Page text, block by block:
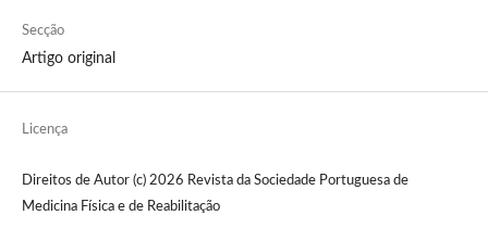
Secção
Artigo original
Licença
Direitos de Autor (c) 2026 Revista da Sociedade Portuguesa de
Medicina Física e de Reabilitação